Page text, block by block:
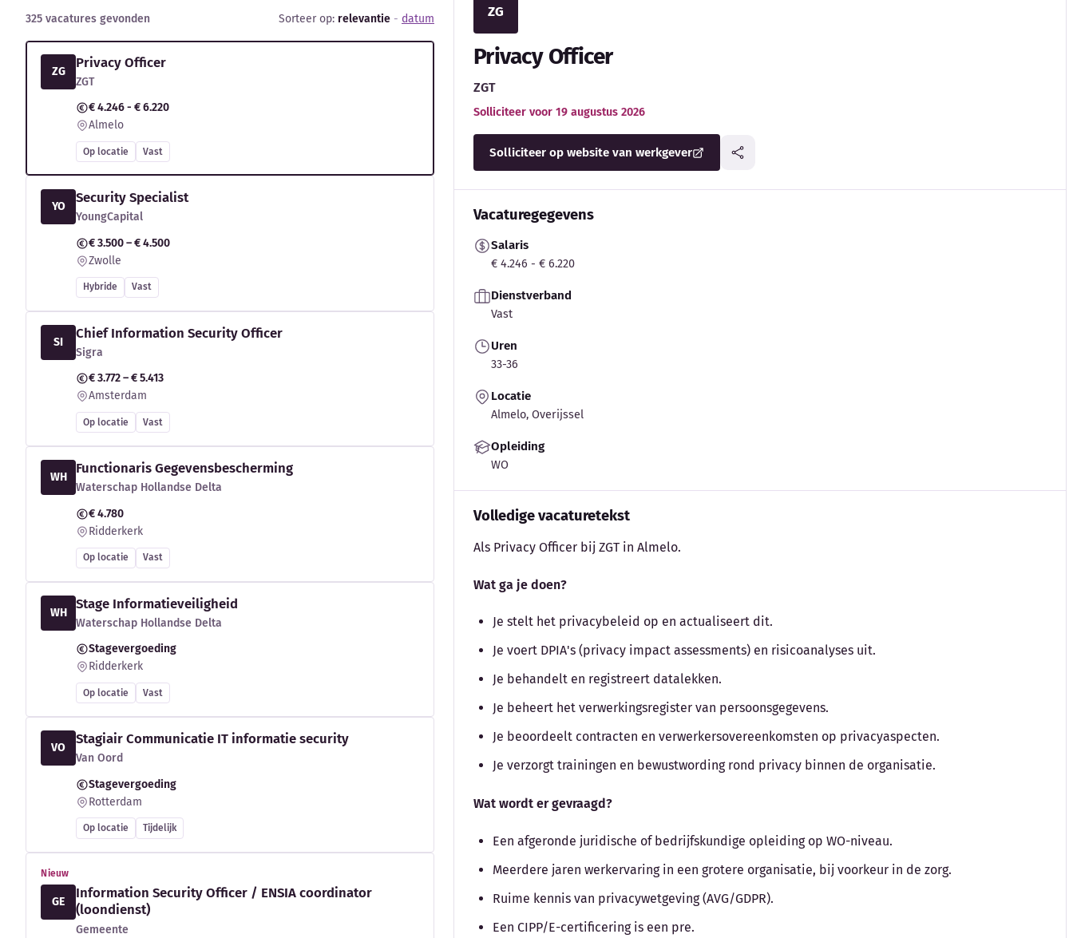
325 vacatures gevonden Sorteer op: relevantie - datum
ZG
Privacy Officer
ZGT
€ 4.246 - € 6.220
Almelo
Op locatie Vast
YO
Security Specialist
YoungCapital
€ 3.500 – € 4.500
Zwolle
Hybride Vast
SI
Chief Information Security Officer
Sigra
€ 3.772 – € 5.413
Amsterdam
Op locatie Vast
WH
Functionaris Gegevensbescherming
Waterschap Hollandse Delta
€ 4.780
Ridderkerk
Op locatie Vast
WH
Stage Informatieveiligheid
Waterschap Hollandse Delta
Stagevergoeding
Ridderkerk
Op locatie Vast
VO
Stagiair Communicatie IT informatie security
Van Oord
Stagevergoeding
Rotterdam
Op locatie Tijdelijk
Nieuw
GE
Information Security Officer / ENSIA coordinator
(loondienst)
Gemeente
ZG
Privacy Officer
ZGT
Solliciteer voor 19 augustus 2026
Solliciteer op website van werkgever
Vacaturegegevens
Salaris
€ 4.246 - € 6.220
Dienstverband
Vast
Uren
33-36
Locatie
Almelo, Overijssel
Opleiding
WO
Volledige vacaturetekst
Als Privacy Officer bij ZGT in Almelo.
Wat ga je doen?
Je stelt het privacybeleid op en actualiseert dit.
Je voert DPIA's (privacy impact assessments) en risicoanalyses uit.
Je behandelt en registreert datalekken.
Je beheert het verwerkingsregister van persoonsgegevens.
Je beoordeelt contracten en verwerkersovereenkomsten op privacyaspecten.
Je verzorgt trainingen en bewustwording rond privacy binnen de organisatie.
Wat wordt er gevraagd?
Een afgeronde juridische of bedrijfskundige opleiding op WO-niveau.
Meerdere jaren werkervaring in een grotere organisatie, bij voorkeur in de zorg.
Ruime kennis van privacywetgeving (AVG/GDPR).
Een CIPP/E-certificering is een pre.